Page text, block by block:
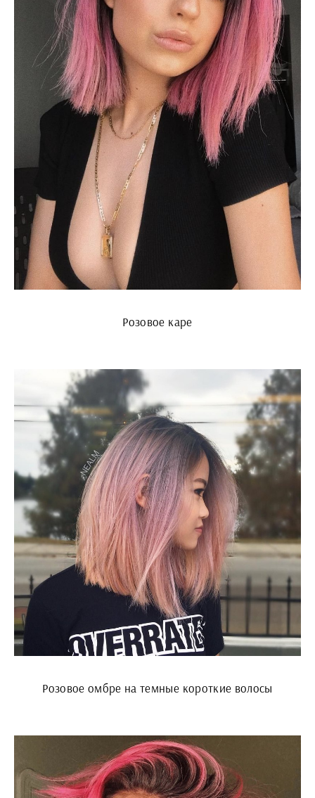
Розовое каре
Розовое омбре на темные короткие волосы